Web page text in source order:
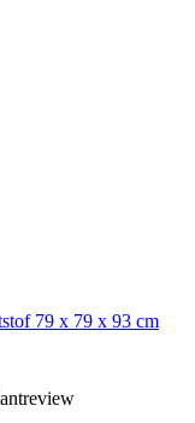
79 x 79 x 93 cm